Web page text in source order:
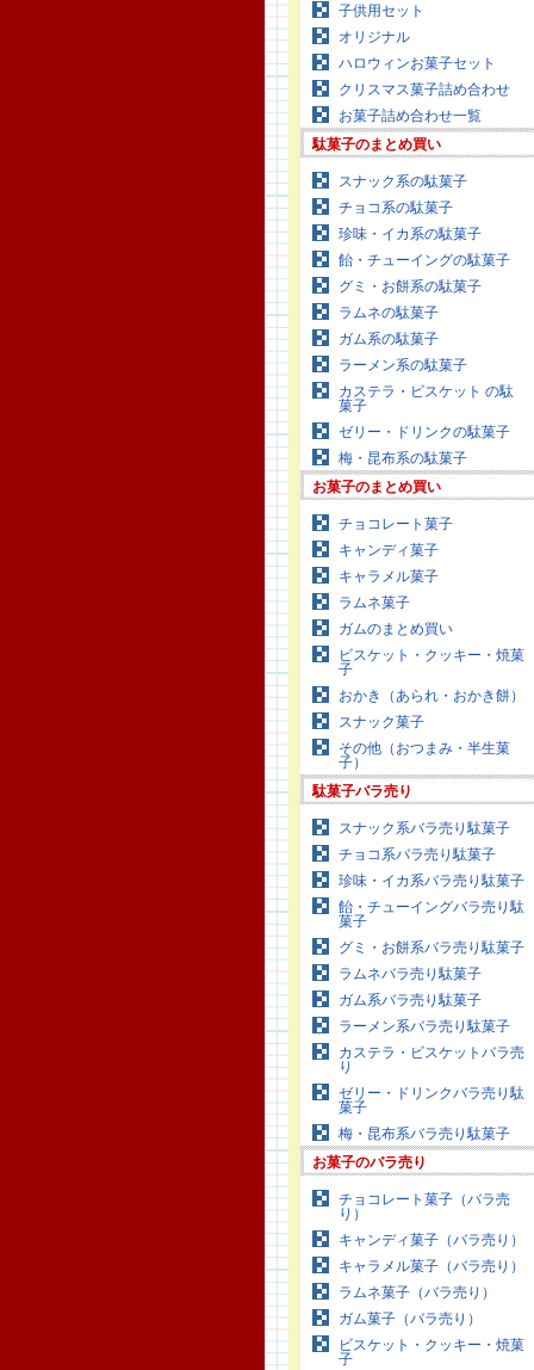
子供用セット
オリジナル
ハロウィンお菓子セット
クリスマス菓子詰め合わせ
お菓子詰め合わせ一覧
駄菓子のまとめ買い
スナック系の駄菓子
チョコ系の駄菓子
珍味・イカ系の駄菓子
飴・チューイングの駄菓子
グミ・お餅系の駄菓子
ラムネの駄菓子
ガム系の駄菓子
ラーメン系の駄菓子
カステラ・ビスケット の駄
菓子
ゼリー・ドリンクの駄菓子
梅・昆布系の駄菓子
お菓子のまとめ買い
チョコレート菓子
キャンディ菓子
キャラメル菓子
ラムネ菓子
ガムのまとめ買い
ビスケット・クッキー・焼菓
子
おかき（あられ・おかき餅）
スナック菓子
その他（おつまみ・半生菓
子）
駄菓子バラ売り
スナック系バラ売り駄菓子
チョコ系バラ売り駄菓子
珍味・イカ系バラ売り駄菓子
飴・チューイングバラ売り駄
菓子
グミ・お餅系バラ売り駄菓子
ラムネバラ売り駄菓子
ガム系バラ売り駄菓子
ラーメン系バラ売り駄菓子
カステラ・ビスケットバラ売
り
ゼリー・ドリンクバラ売り駄
菓子
梅・昆布系バラ売り駄菓子
お菓子のバラ売り
チョコレート菓子（バラ売
り）
キャンディ菓子（バラ売り）
キャラメル菓子（バラ売り）
ラムネ菓子（バラ売り）
ガム菓子（バラ売り）
ビスケット・クッキー・焼菓
子